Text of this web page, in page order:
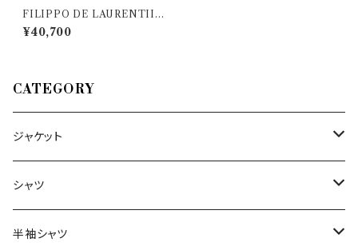
FILIPPO DE LAURENTIIS
（フィリッポ デ ラウレンティス）
丸首セーター FD/GC3ML/W
¥40,700
CATEGORY
ジャケット
～44/S
46/M
シャツ
～44/S
半袖シャツ